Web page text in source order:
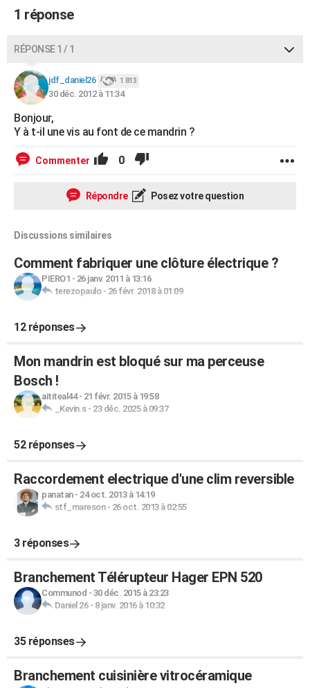
CARTE DE VOEUX
Carte de Noël
Carte Bonne année
Carte Saint-Valentin
Carte Pâques
Carte d'anniversaire
DICTIONNAIRE
Dictionnaire
Biographies
Citations
Expressions
Proverbes
PROGRAMME TV
COPAINS D'AVANT
S'inscrire
Se connecter
Lycées
Collèges
Primaires
Universités
Entreprises
Service militaire
Avis de recherche
AVIS DE DÉCÈS
FORUM
1 réponse
RÉPONSE 1 / 1
jdf_daniel26 1 813
30 déc. 2012 à 11:34
Bonjour,
Y à t-il une vis au font de ce mandrin ?
Commenter 0
Répondre Posez votre question
Discussions similaires
Comment fabriquer une clôture électrique ?
PIERO1 - 26 janv. 2011 à 13:16
terezopaulo- 26 févr. 2018 à 01:09
12 réponses
Mon mandrin est bloqué sur ma perceuse
Bosch !
aititeal44- 21 févr. 2015 à 19:58
_Kevin.s- 23 déc. 2025 à 09:37
52 réponses
Raccordement electrique d'une clim reversible
panatan- 24 oct. 2013 à 14:19
stf_mareson- 26 oct. 2013 à 02:55
3 réponses
Branchement Télérupteur Hager EPN 520
Communod - 30 déc. 2015 à 23:23
Daniel 26- 8 janv. 2016 à 10:32
35 réponses
Branchement cuisinière vitrocéramique